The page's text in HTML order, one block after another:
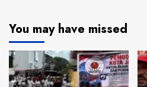
You may have missed